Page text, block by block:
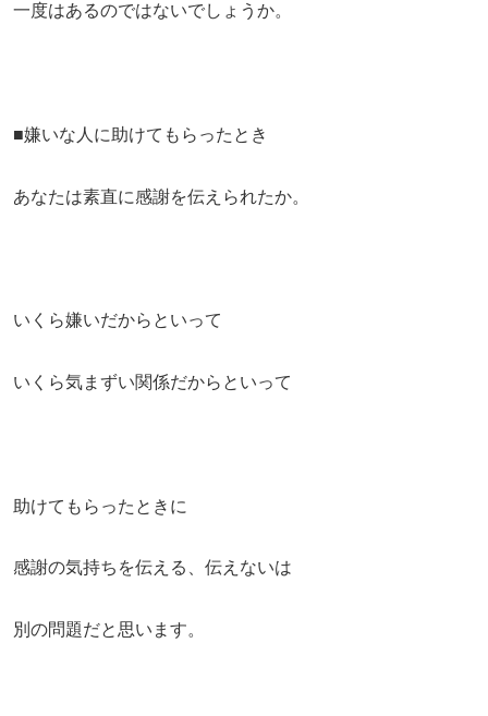
一度はあるのではないでしょうか。
■嫌いな人に助けてもらったとき
あなたは素直に感謝を伝えられたか。
いくら嫌いだからといって
いくら気まずい関係だからといって
助けてもらったときに
感謝の気持ちを伝える、伝えないは
別の問題だと思います。